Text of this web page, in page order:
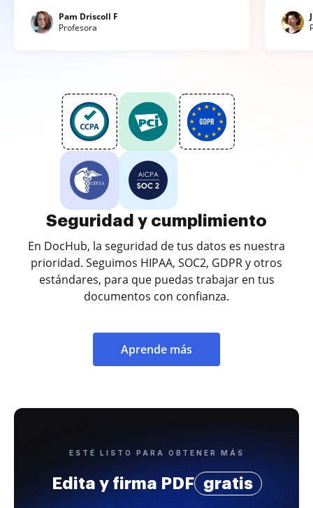
Pam Driscoll F
Profesora
Seguridad y cumplimiento
En DocHub, la seguridad de tus datos es nuestra
prioridad. Seguimos HIPAA, SOC2, GDPR y otros
estándares, para que puedas trabajar en tus
documentos con confianza.
Aprende más
ESTÉ LISTO PARA OBTENER MÁS
Edita y firma PDF gratis